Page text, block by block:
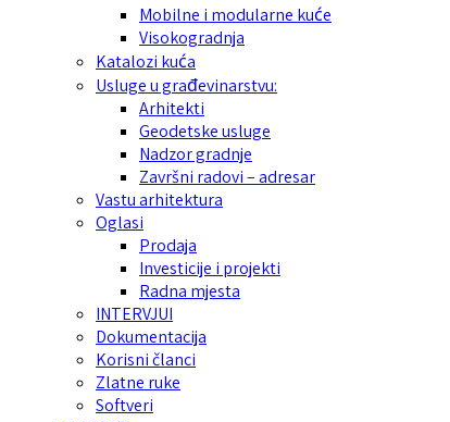
Mobilne i modularne kuće
Visokogradnja
Katalozi kuća
Usluge u građevinarstvu:
Arhitekti
Geodetske usluge
Nadzor gradnje
Završni radovi – adresar
Vastu arhitektura
Oglasi
Prodaja
Investicije i projekti
Radna mjesta
INTERVJUI
Dokumentacija
Korisni članci
Zlatne ruke
Softveri